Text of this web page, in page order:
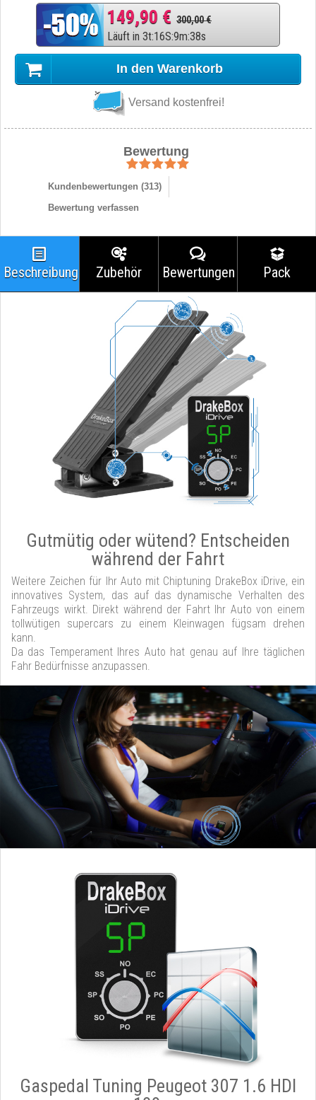
149,90 € 300,00 €
Läuft in 3t:16S:9m:37s
In den Warenkorb
Versand kostenfrei!
Bewertung
Kundenbewertungen (313)
Bewertung verfassen
Beschreibung Zubehör Bewertungen Pack
Gutmütig oder wütend? Entscheiden
während der Fahrt
Weitere Zeichen für Ihr Auto mit Chiptuning DrakeBox iDrive, ein
innovatives System, das auf das dynamische Verhalten des
Fahrzeugs wirkt. Direkt während der Fahrt Ihr Auto von einem
tollwütigen supercars zu einem Kleinwagen fügsam drehen
kann.
Da das Temperament Ihres Auto hat genau auf Ihre täglichen
Fahr Bedürfnisse anzupassen.
Gaspedal Tuning Peugeot 307 1.6 HDI